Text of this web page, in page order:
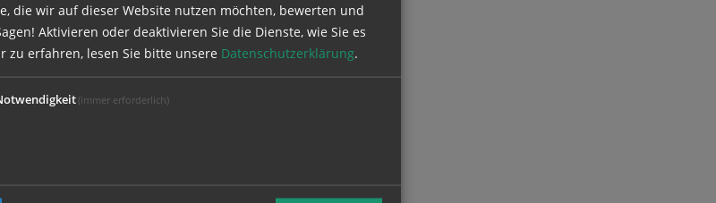
Benutzernamen und
die wir auf dieser Website nutzen möchten, bewerten und
Aktivieren oder deaktivieren Sie die Dienste, wie Sie es
zu erfahren, lesen Sie bitte unsere Datenschutzerklärung.
(immer erforderlich)